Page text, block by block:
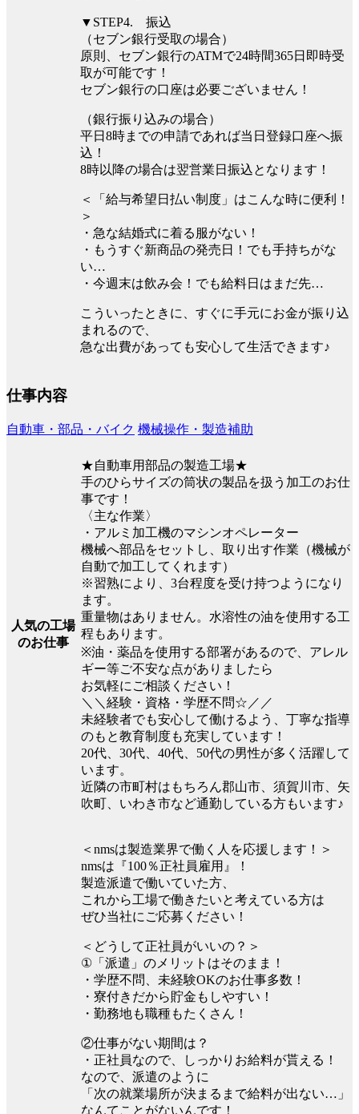
▼STEP4. 振込
（セブン銀行受取の場合）
原則、セブン銀行のATMで24時間365日即時受
取が可能です！
セブン銀行の口座は必要ございません！
（銀行振り込みの場合）
平⽇8時までの申請であれば当⽇登録口座へ振
込！
8時以降の場合は翌営業⽇振込となります！
＜「給与希望日払い制度」はこんな時に便利！
＞
・急な結婚式に着る服がない！
・もうすぐ新商品の発売日！でも手持ちがな
い…
・今週末は飲み会！でも給料日はまだ先…
こういったときに、すぐに手元にお金が振り込
まれるので、
急な出費があっても安心して生活できます♪
仕事内容
自動車・部品・バイク 機械操作・製造補助
人気の工場
のお仕事
★自動車用部品の製造工場★
手のひらサイズの筒状の製品を扱う加工のお仕
事です！
〈主な作業〉
・アルミ加工機のマシンオペレーター
機械へ部品をセットし、取り出す作業（機械が
自動で加工してくれます）
※習熟により、3台程度を受け持つようになり
ます。
重量物はありません。水溶性の油を使用する工
程もあります。
※油・薬品を使用する部署があるので、アレル
ギー等ご不安な点がありましたら
お気軽にご相談ください！
＼＼経験・資格・学歴不問☆／／
未経験者でも安心して働けるよう、丁寧な指導
のもと教育制度も充実しています！
20代、30代、40代、50代の男性が多く活躍して
います。
近隣の市町村はもちろん郡山市、須賀川市、矢
吹町、いわき市など通勤している方もいます♪
＜nmsは製造業界で働く人を応援します！＞
nmsは『100％正社員雇用』！
製造派遣で働いていた方、
これから工場で働きたいと考えている方は
ぜひ当社にご応募ください！
＜どうして正社員がいいの？＞
①「派遣」のメリットはそのまま！
・学歴不問、未経験OKのお仕事多数！
・寮付きだから貯金もしやすい！
・勤務地も職種もたくさん！
②仕事がない期間は？
・正社員なので、しっかりお給料が貰える！
なので、派遣のように
「次の就業場所が決まるまで給料が出ない…」
なんてことがないんです！